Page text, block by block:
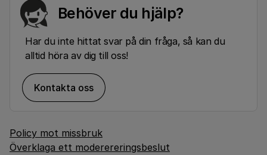
Behöver du hjälp?
Har du inte hittat svar på din fråga, så kan du
alltid höra av dig till oss!
Kontakta oss
Policy mot missbruk
Överklaga ett moderereringsbeslut